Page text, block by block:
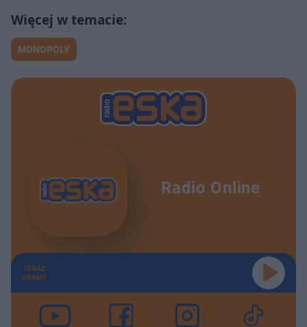
MONOPOLY
Radio Online
TERAZ
GRAMY